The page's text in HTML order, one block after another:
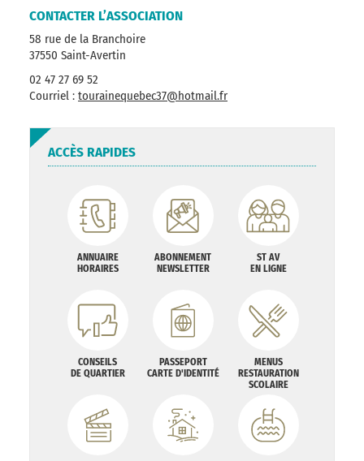
CONTACTER L’ASSOCIATION
58 rue de la Branchoire
37550 Saint-Avertin
02 47 27 69 52
Courriel : tourainequebec37@hotmail.fr
ACCÈS RAPIDES
ANNUAIRE
HORAIRES
ABONNEMENT
NEWSLETTER
ST AV
EN LIGNE
CONSEILS
DE QUARTIER
PASSEPORT
CARTE D'IDENTITÉ
MENUS
RESTAURATION
SCOLAIRE